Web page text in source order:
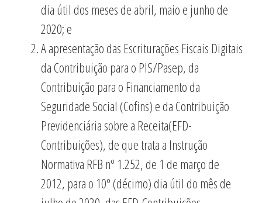
dia útil dos meses de abril, maio e junho de
2020; e
A apresentação das Escriturações Fiscais Digitais
da Contribuição para o PIS/Pasep, da
Contribuição para o Financiamento da
Seguridade Social (Cofins) e da Contribuição
Previdenciária sobre a Receita(EFD-
Contribuições), de que trata a Instrução
Normativa RFB nº 1.252, de 1 de março de
2012, para o 10º (décimo) dia útil do mês de